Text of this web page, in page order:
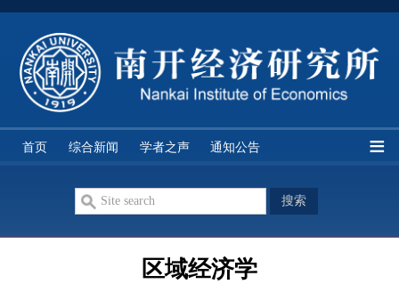
经研所简介 研究队伍 学科分类 研究机构
首页 综合新闻 学者之声 通知公告
区域经济学